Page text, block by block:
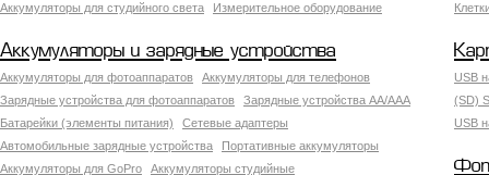
Аккумуляторы для студийного света
Измерительное оборудование
Аккумуляторы и зарядные устройства
Аккумуляторы для фотоаппаратов
Аккумуляторы для телефонов
Зарядные устройства для фотоаппаратов
Зарядные устройства AA/AAA
Батарейки (элементы питания)
Сетевые адаптеры
Автомобильные зарядные устройства
Портативные аккумуляторы
Аккумуляторы для GoPro
Аккумуляторы студийные
USB
(SD)
USB